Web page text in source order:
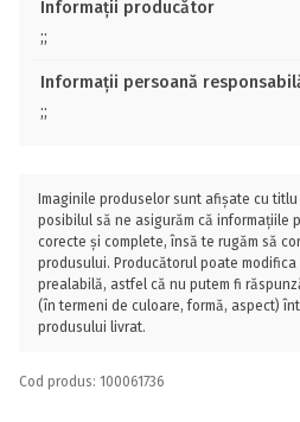
Informații producător
;;
Informații persoană
;;
Imaginile produselor sunt afișate cu
posibilul să ne asigurăm că informațiile
corecte și complete, însă te rugăm să
produsului. Producătorul poate
prealabilă, astfel că nu putem fi
(în termeni de culoare, formă, aspect)
produsului livrat.
Cod produs: 100061736